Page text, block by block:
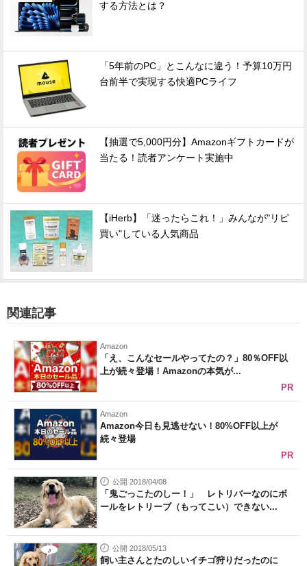
する方法とは？
「5年前のPC」とこんなに違う！予算10万円
台前半で実現する快適PCライフ
【抽選で5,000円分】Amazonギフトカードが
当たる！読者アンケート実施中
【iHerb】「迷ったらこれ！」みんなが"リピ
買い"している人気商品
関連記事
Amazon
「え、こんなセールやってたの？」80％OFF以
上が続々登場！Amazonの本気が...
PR
Amazon
Amazon今日も見逃せない！80%OFF以上が
続々登場
PR
公開 2018/04/08
「鬼ごっこたのしー！」 レトリバーなのにボ
ールをレトリーブ（もってこい）できない...
公開 2018/05/13
飼い主さんとたのしいイチゴ狩りだったのに